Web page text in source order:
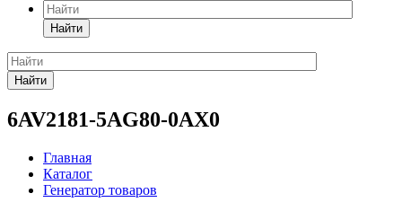
Найти
Найти
6AV2181-5AG80-0AX0
Главная
Каталог
Генератор товаров